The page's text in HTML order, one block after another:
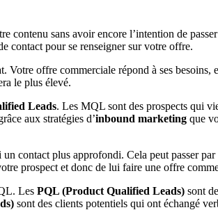
contenu sans avoir encore l’intention de
contact pour se renseigner sur votre offre.
Votre offre commerciale répond à ses
le plus élevé.
Leads. Les MQL sont des prospects qui
aux stratégies d’inbound marketing que
contact plus approfondi. Cela peut passer
prospect et donc de lui faire une offre
Les PQL (Product Qualified Leads) sont
sont des clients potentiels qui ont échangé